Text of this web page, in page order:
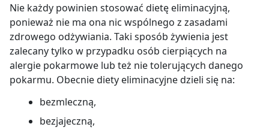
Nie każdy powinien stosować dietę eliminacyjną,
ponieważ nie ma ona nic wspólnego z zasadami
zdrowego odżywiania. Taki sposób żywienia jest
zalecany tylko w przypadku osób cierpiących na
alergie pokarmowe lub też nie tolerujących danego
pokarmu. Obecnie diety eliminacyjne dzieli się na:
bezmleczną,
bezjajeczną,